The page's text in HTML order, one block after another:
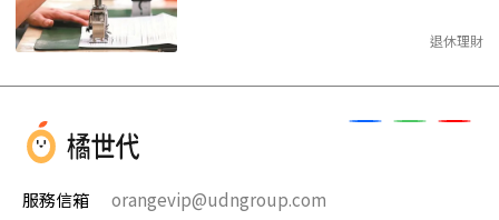
退休理財
服務信箱
orangevip@udngroup.com